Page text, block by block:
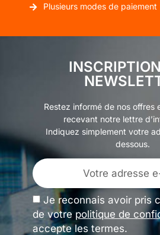
Plusieurs modes de paiement
Restez informé de nos offres
recevant notre lettre
Indiquez simplement votre
dessous.
Je reconnais avoir pris
de votre politique de
accepte les termes.